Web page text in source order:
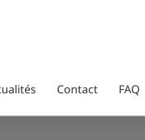
Contact FAQ